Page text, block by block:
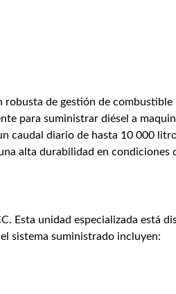
de gestión de combustible
para suministrar diésel a
caudal diario de hasta 10 000
alta durabilidad en condiciones
Esta unidad especializada está
sistema suministrado incluyen: